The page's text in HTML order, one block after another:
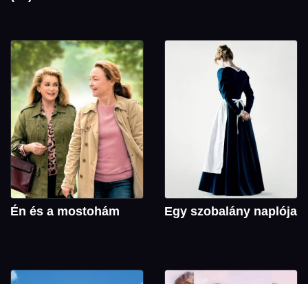
Én és a mostohám Egy szobalány naplója